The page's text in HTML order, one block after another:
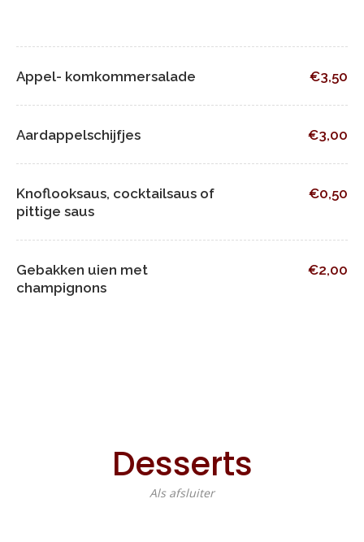
Appel- komkommersalade €3,50
Aardappelschijfjes €3,00
Knoflooksaus, cocktailsaus of
pittige saus
€0,50
Gebakken uien met
champignons
€2,00
Desserts
Als afsluiter